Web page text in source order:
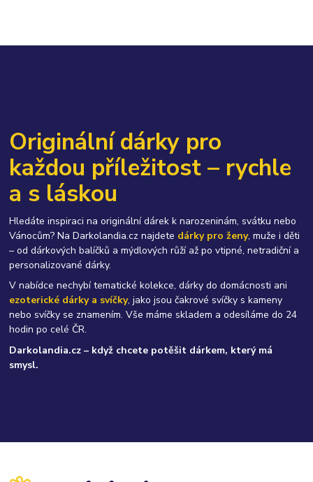
Originální dárky pro
každou příležitost – rychle
a s láskou
Hledáte inspiraci na originální dárek k narozeninám, svátku nebo
Vánocům? Na Darkolandia.cz najdete dárky pro ženy, muže i děti
– od dárkových balíčků a mýdlových růží až po vtipné, netradiční a
personalizované dárky.
V nabídce nechybí tematické kolekce, dárky do domácnosti ani
ezoterické dárky a svíčky, jako jsou čakrové svíčky s kameny
nebo svíčky se znamením. Vše máme skladem a odesíláme do 24
hodin po celé ČR.
Darkolandia.cz – když chcete potěšit dárkem, který má
smysl.